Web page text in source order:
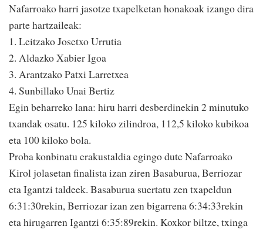
Nafarroako harri jasotze txapelketan honakoak izango dira
parte hartzaileak:
1. Leitzako Josetxo Urrutia
2. Aldazko Xabier Igoa
3. Arantzako Patxi Larretxea
4. Sunbillako Unai Bertiz
Egin beharreko lana: hiru harri desberdinekin 2 minutuko
txandak osatu. 125 kiloko zilindroa, 112,5 kiloko kubikoa
eta 100 kiloko bola.
Proba konbinatu erakustaldia egingo dute Nafarroako
Kirol jolasetan finalista izan ziren Basaburua, Berriozar
eta Igantzi taldeek. Basaburua suertatu zen txapeldun
6:31:30rekin, Berriozar izan zen bigarrena 6:34:33rekin
eta hirugarren Igantzi 6:35:89rekin. Koxkor biltze, txinga